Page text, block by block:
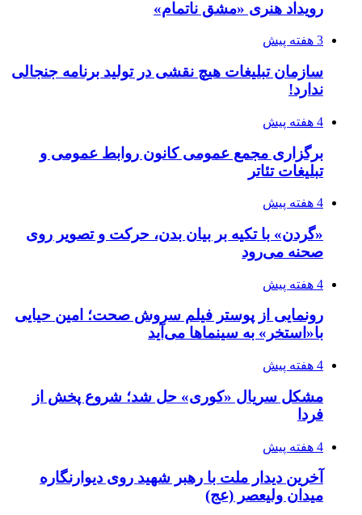
رویداد هنری «مشق ناتمام»
3 هفته پیش
سازمان تبلیغات هیچ نقشی در تولید برنامه جنجالی
ندارد!
4 هفته پیش
برگزاری مجمع عمومی کانون روابط عمومی و
تبلیغات تئاتر
4 هفته پیش
«گردن» با تکیه بر بیان بدن، حرکت و تصویر روی
صحنه می‌رود
4 هفته پیش
رونمایی از پوستر فیلم سروش صحت؛ امین حیایی
با«استخر» به سینماها می‌آید
4 هفته پیش
مشکل سریال «کوری» حل شد؛ شروع پخش از
فردا
4 هفته پیش
آخرین دیدار ملت با رهبر شهید روی دیوارنگاره
میدان ولیعصر (عج)